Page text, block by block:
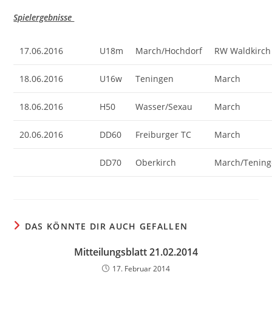
Spielergebnisse
17.06.2016 U18m March/Hochdorf RW Waldkirch
18.06.2016 U16w Teningen March
18.06.2016 H50 Wasser/Sexau March
20.06.2016 DD60 Freiburger TC March
DD70 Oberkirch March/
DAS KÖNNTE DIR AUCH GEFALLEN
Mitteilungsblatt 21.02.2014
17. Februar 2014